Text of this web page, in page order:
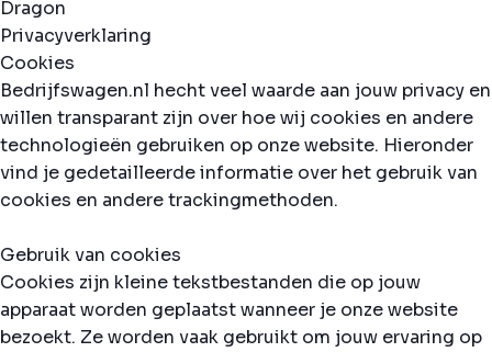
Privacyverklaring
Cookies
Bedrijfswagen.nl hecht veel waarde aan jouw privacy en
willen transparant zijn over hoe wij cookies en andere
technologieën gebruiken op onze website. Hieronder
vind je gedetailleerde informatie over het gebruik van
cookies en andere trackingmethoden.
Gebruik van cookies
Cookies zijn kleine tekstbestanden die op jouw
apparaat worden geplaatst wanneer je onze website
bezoekt. Ze worden vaak gebruikt om jouw ervaring op